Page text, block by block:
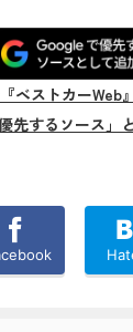
ベストカーWeb
優先するソース」